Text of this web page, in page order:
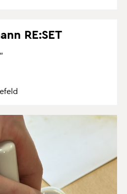
RE:SET